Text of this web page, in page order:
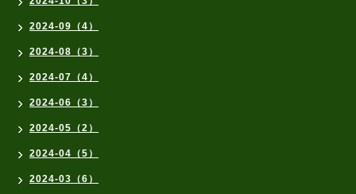
2024-09（4）
2024-08（3）
2024-07（4）
2024-06（3）
2024-05（2）
2024-04（5）
2024-03（6）